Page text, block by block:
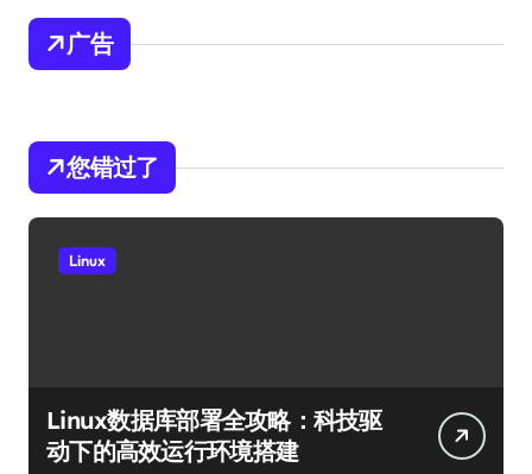
广告
您错过了
Linux
Linux数据库部署全攻略：科技驱
动下的高效运行环境搭建